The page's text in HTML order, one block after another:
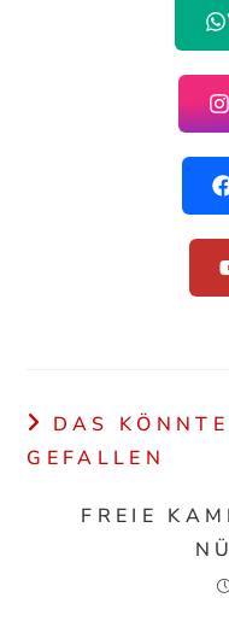
DAS
GEFALLEN
FREIE